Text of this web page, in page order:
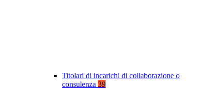
Titolari di incarichi di collaborazione o
consulenza 39